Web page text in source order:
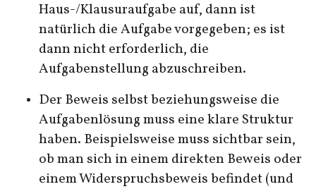
Haus-/Klausuraufgabe auf, dann ist
natürlich die Aufgabe vorgegeben; es ist
dann nicht erforderlich, die
Aufgabenstellung abzuschreiben.
Der Beweis selbst beziehungsweise die
Aufgabenlösung muss eine klare Struktur
haben. Beispielsweise muss sichtbar sein,
ob man sich in einem direkten Beweis oder
einem Widerspruchsbeweis befindet (und